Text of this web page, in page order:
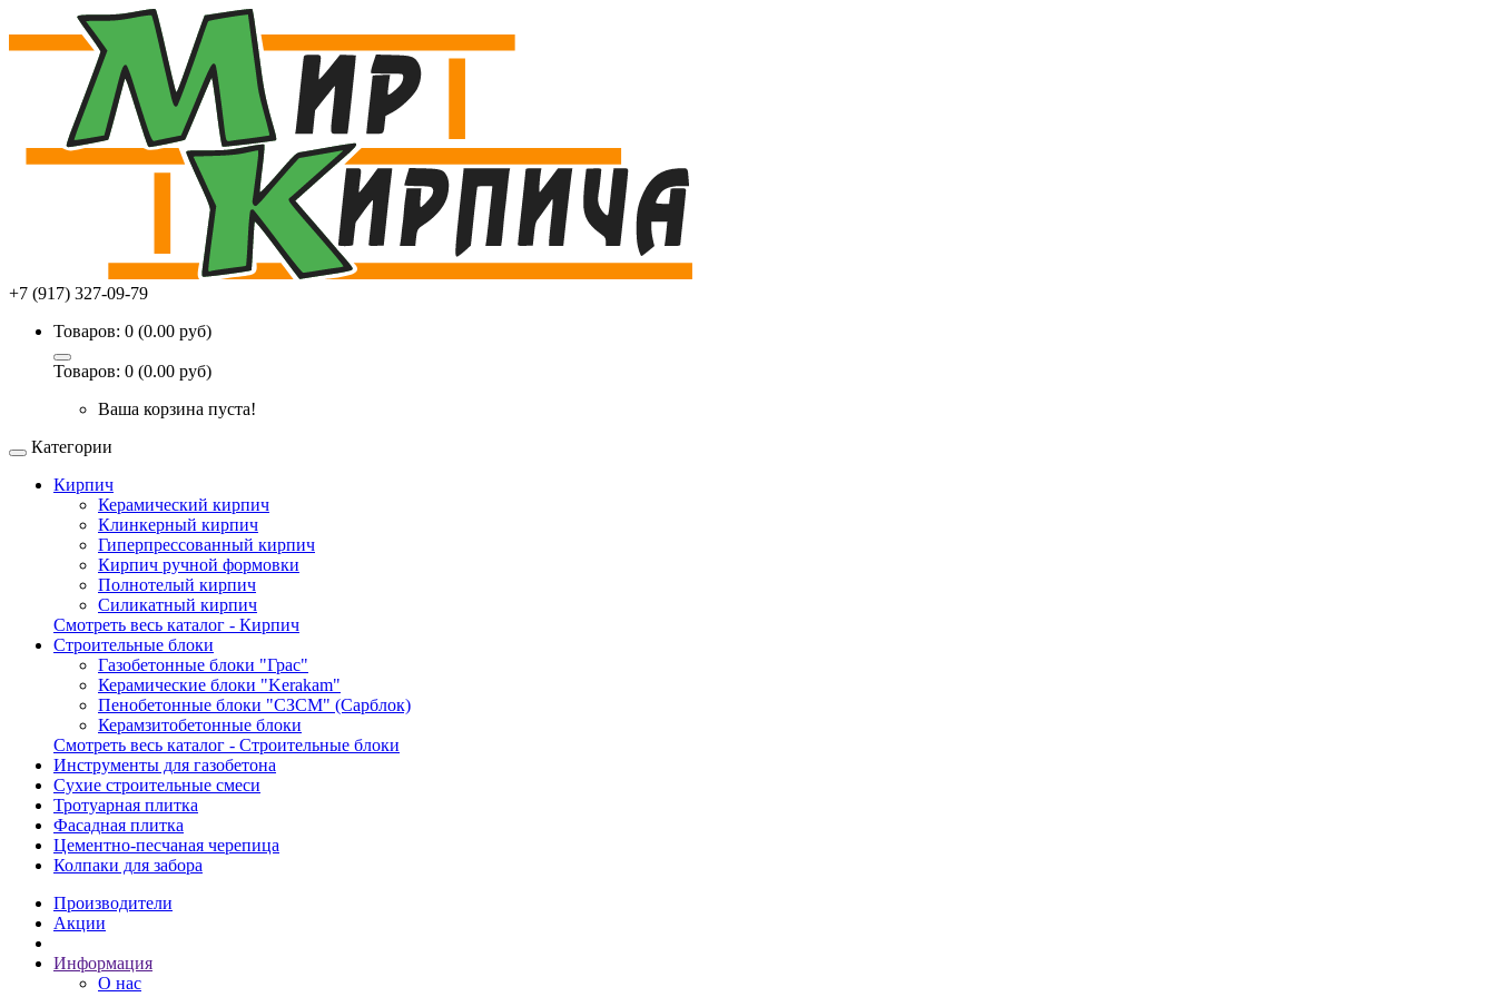
+7 (917) 327-09-79
Товаров: 0 (0.00 руб)
Товаров: 0 (0.00 руб)
Ваша корзина пуста!
Категории
Кирпич
Керамический кирпич
Клинкерный кирпич
Гиперпрессованный кирпич
Кирпич ручной формовки
Полнотелый кирпич
Силикатный кирпич
Смотреть весь каталог - Кирпич
Строительные блоки
Газобетонные блоки "Грас"
Керамические блоки "Kerakam"
Пенобетонные блоки "СЗСМ" (Сарблок)
Керамзитобетонные блоки
Смотреть весь каталог - Строительные блоки
Инструменты для газобетона
Сухие строительные смеси
Тротуарная плитка
Фасадная плитка
Цементно-песчаная черепица
Колпаки для забора
Производители
Акции
Информация
О нас